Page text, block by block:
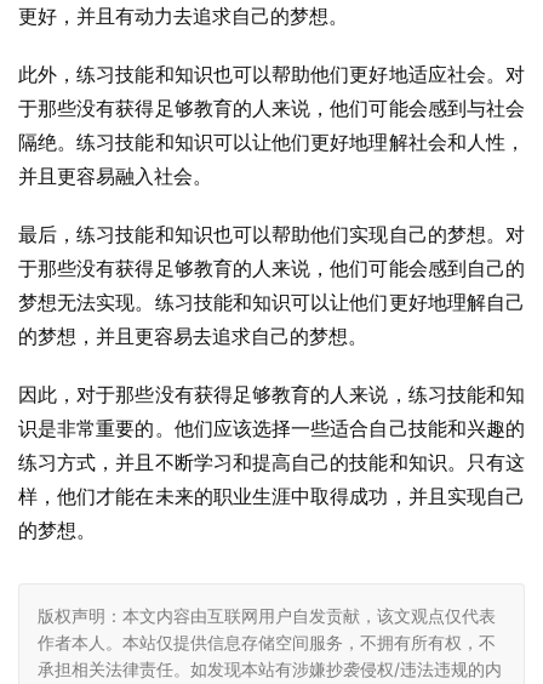
更好，并且有动力去追求自己的梦想。
此外，练习技能和知识也可以帮助他们更好地适应社会。对
于那些没有获得足够教育的人来说，他们可能会感到与社会
隔绝。练习技能和知识可以让他们更好地理解社会和人性，
并且更容易融入社会。
最后，练习技能和知识也可以帮助他们实现自己的梦想。对
于那些没有获得足够教育的人来说，他们可能会感到自己的
梦想无法实现。练习技能和知识可以让他们更好地理解自己
的梦想，并且更容易去追求自己的梦想。
因此，对于那些没有获得足够教育的人来说，练习技能和知
识是非常重要的。他们应该选择一些适合自己技能和兴趣的
练习方式，并且不断学习和提高自己的技能和知识。只有这
样，他们才能在未来的职业生涯中取得成功，并且实现自己
的梦想。
版权声明：本文内容由互联网用户自发贡献，该文观点仅代表
作者本人。本站仅提供信息存储空间服务，不拥有所有权，不
承担相关法律责任。如发现本站有涉嫌抄袭侵权/违法违规的内